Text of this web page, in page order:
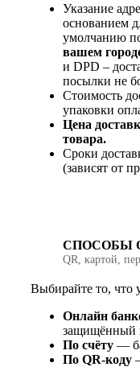
Указание
основанием
умолчанию
вашем
и DPD –
посылки не
Стоимость
упаковки
Цена
товара.
Сроки
(зависят от
СПОСОБЫ
QR, картой,
Выбирайте то, что
Онлайн
защищённый
По счёту —
По QR‑коду